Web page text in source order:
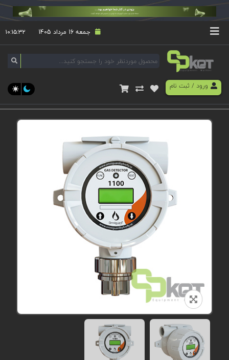
جمعه 16 مرداد 1405 ۱۰:۱۵:۳۲
ورود/ ثبت نام